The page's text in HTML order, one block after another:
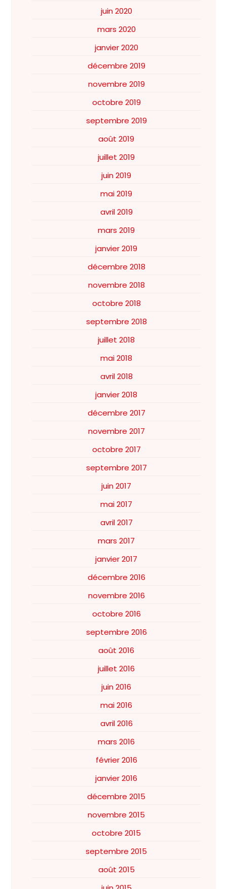
juin 2020
mars 2020
janvier 2020
décembre 2019
novembre 2019
octobre 2019
septembre 2019
août 2019
juillet 2019
juin 2019
mai 2019
avril 2019
mars 2019
janvier 2019
décembre 2018
novembre 2018
octobre 2018
septembre 2018
juillet 2018
mai 2018
avril 2018
janvier 2018
décembre 2017
novembre 2017
octobre 2017
septembre 2017
juin 2017
mai 2017
avril 2017
mars 2017
janvier 2017
décembre 2016
novembre 2016
octobre 2016
septembre 2016
août 2016
juillet 2016
juin 2016
mai 2016
avril 2016
mars 2016
février 2016
janvier 2016
décembre 2015
novembre 2015
octobre 2015
septembre 2015
août 2015